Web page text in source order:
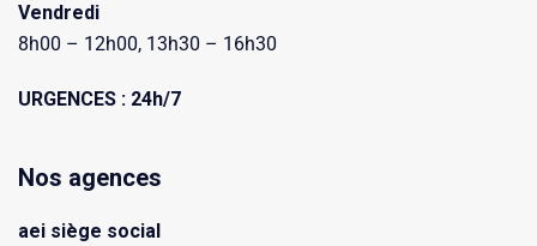
Vendredi
8h00 – 12h00, 13h30 – 16h30
URGENCES : 24h/7
Nos agences
aei siège social